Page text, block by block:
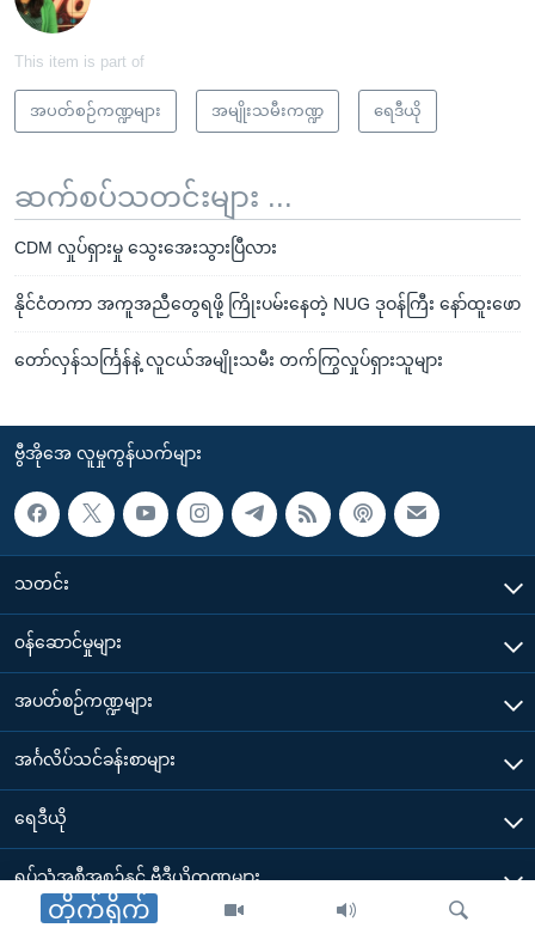
တိုက်ရိုက်
This item is part of
အပတ်စဉ်ကဏ္ဍများ အမျိုးသမီးကဏ္ဍ ရေဒီယို
ဆက်စပ်သတင်းများ ...
CDM လှုပ်ရှားမှု သွေးအေးသွားပြီလား
နိုင်ငံတကာ အကူအညီတွေရဖို့ ကြိုးပမ်းနေတဲ့ NUG ဒုဝန်ကြီး နော်ထူးဖော
တော်လှန်သင်္ကြန်နဲ့ လူငယ်အမျိုးသမီး တက်ကြွလှုပ်ရှားသူများ
ဗွီအိုအေ လူမှုကွန်ယက်များ
သတင်း
၀န်ဆောင်မှုများ
အပတ်စဉ်ကဏ္ဍများ
အင်္ဂလိပ်သင်ခန်းစာများ
ရေဒီယို
ရုပ်သံအစီအစဉ်နှင့် ဗွီဒီယိုကဏ္ဍများ